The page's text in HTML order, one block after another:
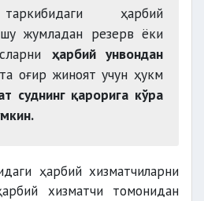
ҳарбий
шу жумладан резерв ёки
ҳарбий унвондан
оғир жиноят учун ҳукм
суднинг қарорига кўра
ҳарбий хизматчиларни
хизматчи томонидан